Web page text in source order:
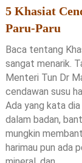
5 Khasiat
Paru-Paru
Baca tentang
sangat menarik.
Menteri Tun Dr
cendawan susu
Ada yang kata
dalam badan,
mungkin
harimau pun ada